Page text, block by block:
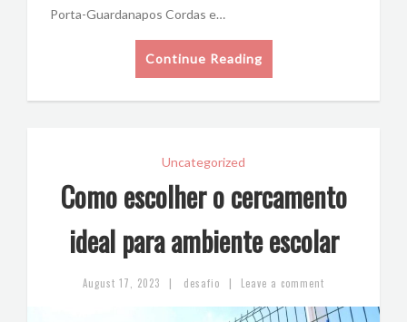
Porta-Guardanapos Cordas e…
Continue Reading
Uncategorized
Como escolher o cercamento
ideal para ambiente escolar
August 17, 2023 | desafio | Leave a comment